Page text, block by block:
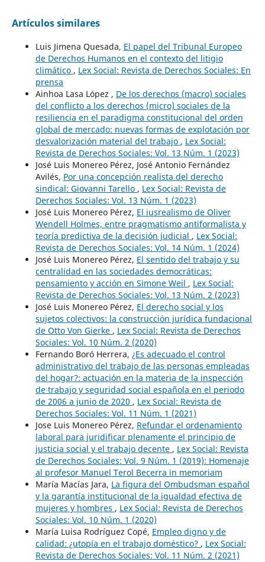
Artículos similares
Luis Jimena Quesada, El papel del Tribunal Europeo
de Derechos Humanos en el contexto del litigio
climático , Lex Social: Revista de Derechos Sociales: En
prensa
Ainhoa Lasa López , De los derechos (macro) sociales
del conflicto a los derechos (micro) sociales de la
resiliencia en el paradigma constitucional del orden
global de mercado: nuevas formas de explotación por
desvalorización material del trabajo , Lex Social:
Revista de Derechos Sociales: Vol. 13 Núm. 1 (2023)
José Luis Monereo Pérez, José Antonio Fernández
Avilés, Por una concepción realista del derecho
sindical: Giovanni Tarello , Lex Social: Revista de
Derechos Sociales: Vol. 13 Núm. 1 (2023)
José Luis Monereo Pérez, El iusrealismo de Oliver
Wendell Holmes, entre pragmatismo antiformalista y
teoría predictiva de la decisión judicial , Lex Social:
Revista de Derechos Sociales: Vol. 14 Núm. 1 (2024)
José Luis Monereo Pérez, El sentido del trabajo y su
centralidad en las sociedades democráticas:
pensamiento y acción en Simone Weil , Lex Social:
Revista de Derechos Sociales: Vol. 13 Núm. 2 (2023)
José Luis Monereo Pérez, El derecho social y los
sujetos colectivos: la construcción jurídica fundacional
de Otto Von Gierke , Lex Social: Revista de Derechos
Sociales: Vol. 10 Núm. 2 (2020)
Fernando Boró Herrera, ¿Es adecuado el control
administrativo del trabajo de las personas empleadas
del hogar?: actuación en la materia de la inspección
de trabajo y seguridad social española en el periodo
de 2006 a junio de 2020 , Lex Social: Revista de
Derechos Sociales: Vol. 11 Núm. 1 (2021)
Jose Luis Monereo Pérez, Refundar el ordenamiento
laboral para juridificar plenamente el principio de
justicia social y el trabajo decente , Lex Social: Revista
de Derechos Sociales: Vol. 9 Núm. 1 (2019): Homenaje
al profesor Manuel Terol Becerra in memoriam
María Macías Jara, La figura del Ombudsman español
y la garantía institucional de la igualdad efectiva de
mujeres y hombres , Lex Social: Revista de Derechos
Sociales: Vol. 10 Núm. 1 (2020)
María Luisa Rodríguez Copé, Empleo digno y de
calidad: ¿utopía en el trabajo doméstico? , Lex Social:
Revista de Derechos Sociales: Vol. 11 Núm. 2 (2021)